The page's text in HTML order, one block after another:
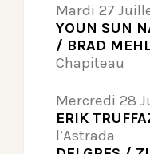
Mardi 27
YOUN SUN
/ BRAD
Chapiteau
Mercredi 28
ERIK
l’Astrada